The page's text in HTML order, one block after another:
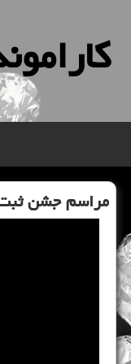
مراسم جشن ثبت